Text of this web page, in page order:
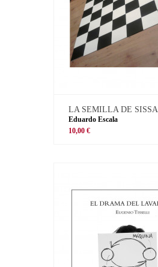
LA SEMILLA DE SISSA
Eduardo Escala
10,00 €